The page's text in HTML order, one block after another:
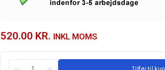
520.00 KR. INKL MOMS